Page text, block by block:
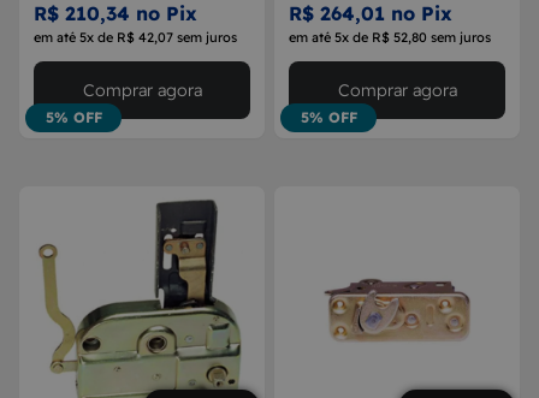
R$ 210,34 no Pix
em até 5x de R$ 42,07 sem juros
5% OFF
Comprar agora
R$ 264,01 no Pix
em até 5x de R$ 52,80 sem juros
5% OFF
Comprar agora